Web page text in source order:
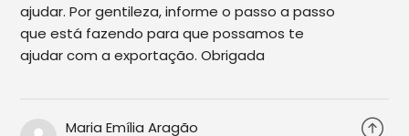
ajudar. Por gentileza, informe o passo a passo
que está fazendo para que possamos te
ajudar com a exportação. Obrigada
Maria Emília Aragão